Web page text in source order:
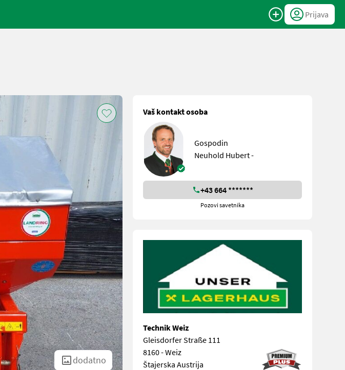
Prijava
dodatno
Vaš kontakt osoba
Gospodin
Neuhold Hubert -
+43 664 *******
Pozovi savetnika
Technik Weiz
Gleisdorfer Straße 111
8160 - Weiz
Štajerska Austrija